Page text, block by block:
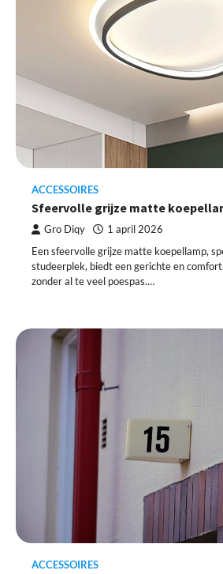
ACCESSOIRES
Sfeervolle grijze matte
Gro Diqy 1 april 2026
Een sfeervolle grijze matte koepellamp,
studeerplek, biedt een gerichte en
zonder al te veel poespas.…
ACCESSOIRES